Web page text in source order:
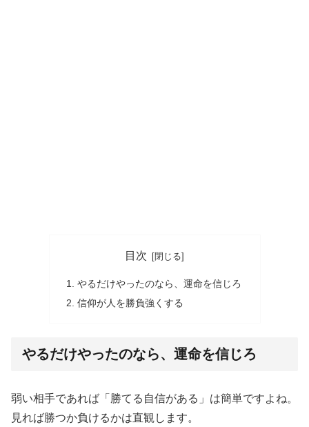
目次
やるだけやったのなら、運命を信じろ
信仰が人を勝負強くする
やるだけやったのなら、運命を信じろ
弱い相手であれば「勝てる自信がある」は簡単ですよね。
見れば勝つか負けるかは直観します。